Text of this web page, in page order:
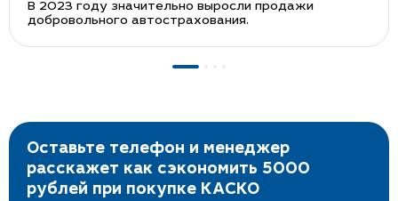
В 2023 году значительно выросли продажи
добровольного автострахования.
Оставьте телефон и менеджер
расскажет как сэкономить 5000
рублей при покупке КАСКО